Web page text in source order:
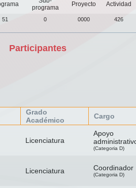
programa
Proyecto Actividad
51 0 0000 426
Participantes
Grado
Académico
Cargo
Licenciatura
Apoyo
(Categoria D)
Licenciatura
Coordinador
(Categoria D)